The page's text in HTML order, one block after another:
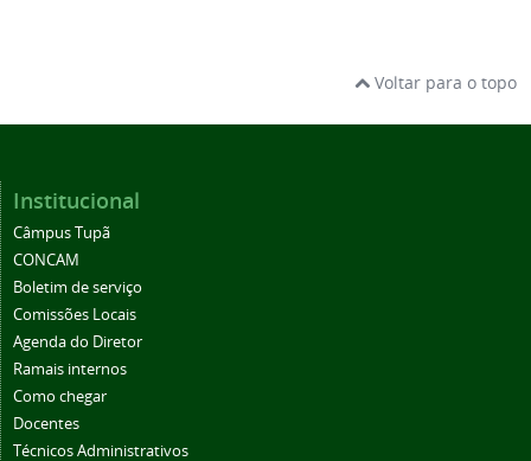
Voltar para o topo
Institucional
Câmpus Tupã
CONCAM
Boletim de serviço
Comissões Locais
Agenda do Diretor
Ramais internos
Como chegar
Docentes
Técnicos Administrativos